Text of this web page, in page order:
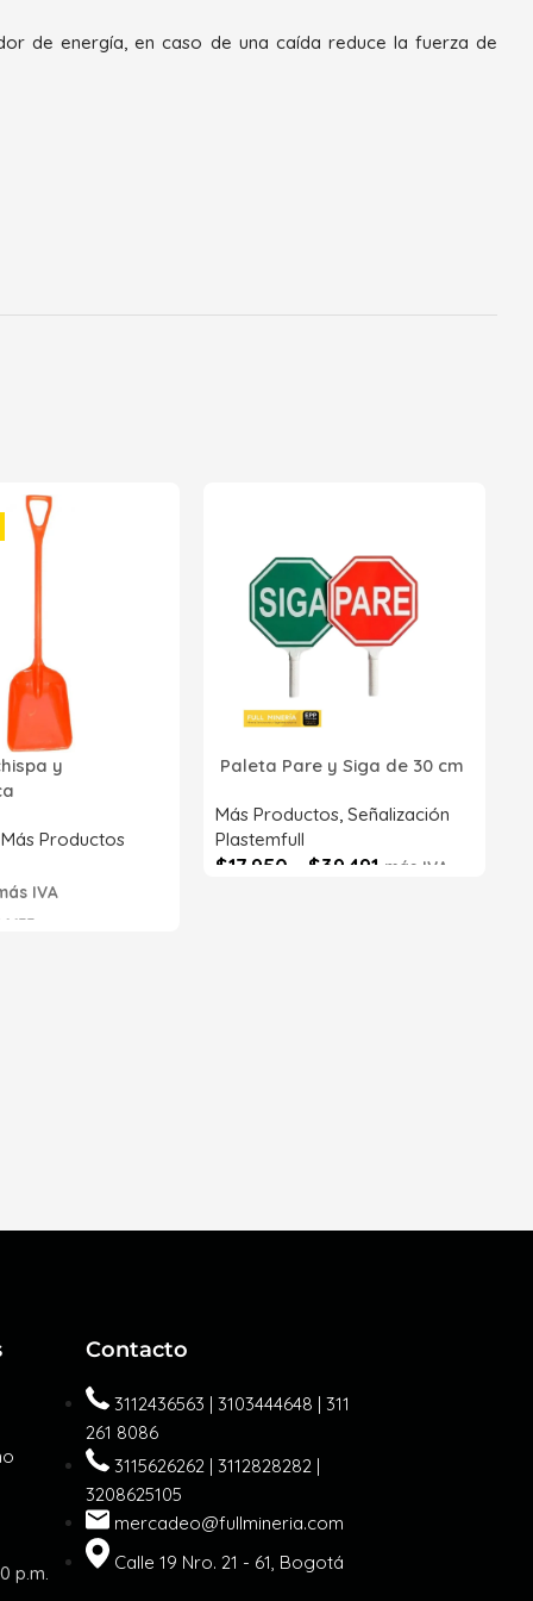
de energía, en caso de una caída reduce la fuerza de
y
Más Productos
IVA
Paleta Pare y Siga de 30 cm
Más Productos,Señalización
Plastemfull
$17.950 $39.491 más IVA
p.m.
Contacto
3112436563 | 3103444648 | 311
261 8086
3115626262 | 3112828282 |
3208625105
mercadeo@fullmineria.com
Calle 19 Nro. 21 - 61, Bogotá